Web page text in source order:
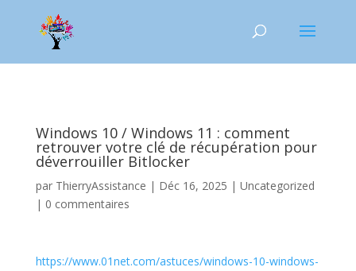
Windows 10 / Windows 11 : comment
retrouver votre clé de récupération pour
déverrouiller Bitlocker
par ThierryAssistance | Déc 16, 2025 | Uncategorized
| 0 commentaires
https://www.01net.com/astuces/windows-10-windows-